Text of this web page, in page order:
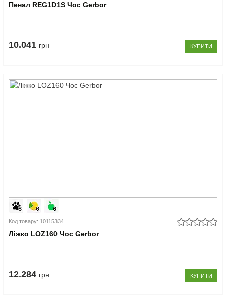
Пенал REG1D1S Чос Gerbor
10.041 грн КУПИТИ
Код товару: 10115334
Ліжко LOZ160 Чос Gerbor
12.284 грн КУПИТИ